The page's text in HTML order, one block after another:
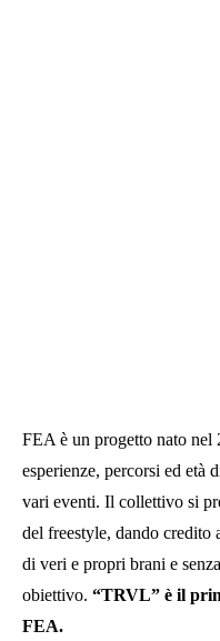
FEA è un progetto nato nel
esperienze, percorsi ed età
vari eventi. Il collettivo si
del freestyle, dando credito
di veri e propri brani e
obiettivo. “TRVL” è il
FEA.